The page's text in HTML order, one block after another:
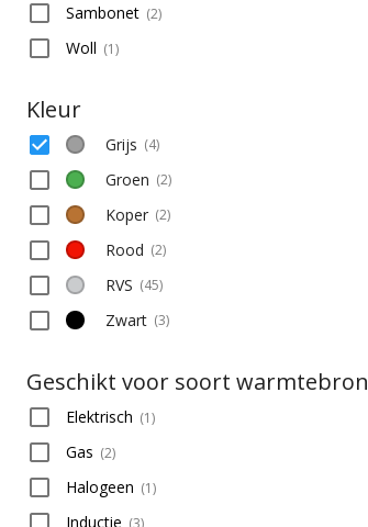
Sambonet (2)
Woll (1)
Kleur
Grijs (4)
Groen (2)
Koper (2)
Rood (2)
RVS (45)
Zwart (3)
Geschikt voor soort warmtebron
Elektrisch (1)
Gas (2)
Halogeen (1)
Inductie (3)